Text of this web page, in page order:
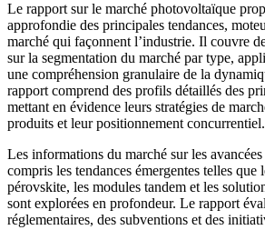
Le rapport sur le marché photovoltaïque
approfondie des principales tendances,
marché qui façonnent l’industrie. Il couvre
sur la segmentation du marché par type,
une compréhension granulaire de la
rapport comprend des profils détaillés des
mettant en évidence leurs stratégies de
produits et leur positionnement concurrentiel.
Les informations du marché sur les
compris les tendances émergentes telles que
pérovskite, les modules tandem et les
sont explorées en profondeur. Le rapport
réglementaires, des subventions et des